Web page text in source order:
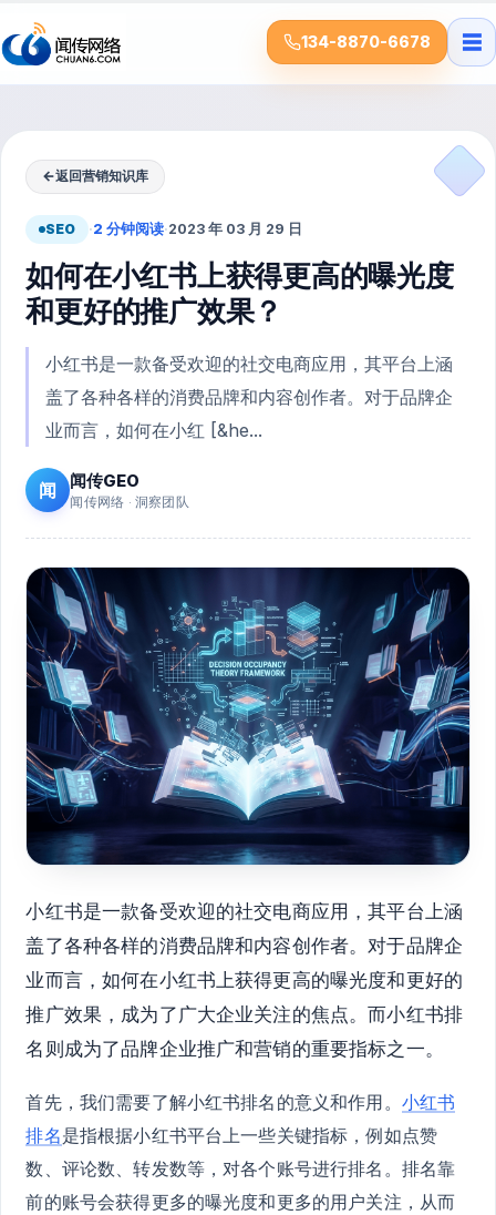
134-8870-6678 ☰
←返回营销知识库
SEO ·2 分钟阅读·2023 年 03 月 29 日
如何在小红书上获得更高的曝光度
和更好的推广效果？
小红书是一款备受欢迎的社交电商应用，其平台上涵
盖了各种各样的消费品牌和内容创作者。对于品牌企
业而言，如何在小红 [&he...
闻 闻传GEO
闻传网络 · 洞察团队
小红书是一款备受欢迎的社交电商应用，其平台上涵
盖了各种各样的消费品牌和内容创作者。对于品牌企
业而言，如何在小红书上获得更高的曝光度和更好的
推广效果，成为了广大企业关注的焦点。而小红书排
名则成为了品牌企业推广和营销的重要指标之一。
首先，我们需要了解小红书排名的意义和作用。 小红书
排名是指根据小红书平台上一些关键指标，例如点赞
数、评论数、转发数等，对各个账号进行排名。排名靠
前的账号会获得更多的曝光度和更多的用户关注，从而